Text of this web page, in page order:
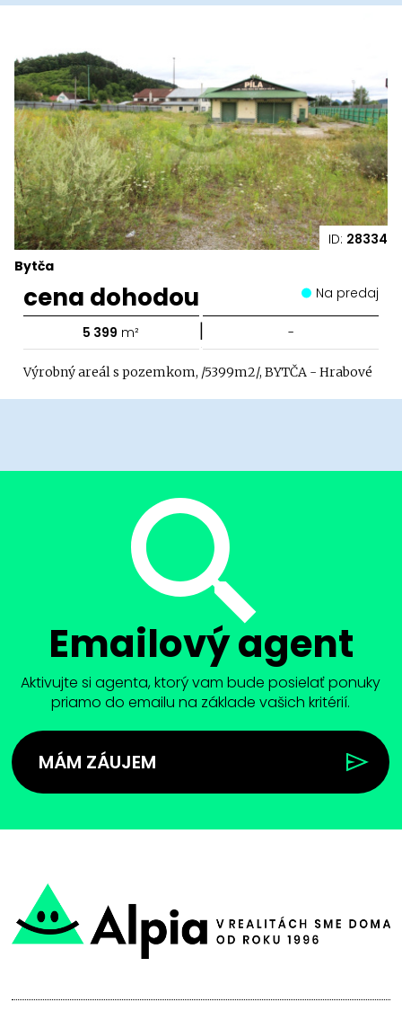
ID: 28334
Bytča
cena dohodou Na predaj
5 399 m² | -
Výrobný areál s pozemkom, /5399m2/, BYTČA - Hrabové
Emailový agent
Aktivujte si agenta, ktorý vam bude posielať ponuky
priamo do emailu na základe vašich kritérií.
MÁM ZÁUJEM